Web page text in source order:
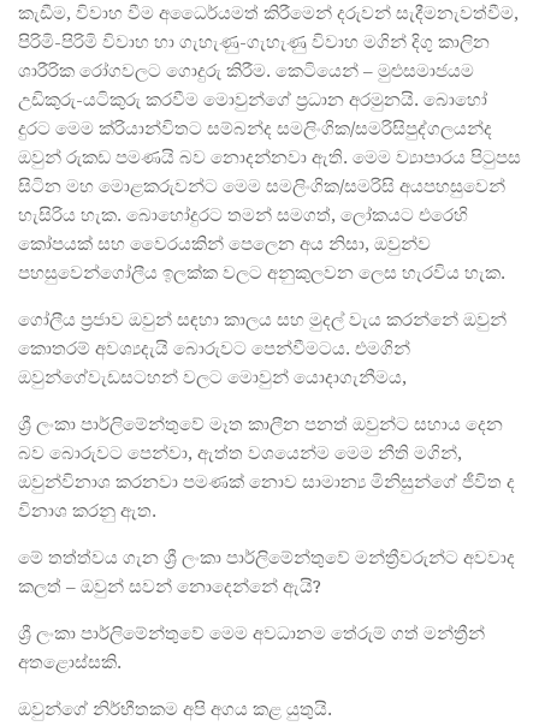
කැඩීම, විවාහ වීම අධෛර්යමත් කිරීමෙන් දරුවන් සැදීමනැවත්වීම,
පිරිමි-පිරිමි විවාහ හා ගැහැණු-ගැහැණු විවාහ මගින් දිගු කාලින
ශාරීරික රෝගවලට ගොදුරු කිරීම. කෙටියෙන් – මුළුසමාජයම
උඩිකුරු-යටිකුරු කරවීම මොවුන්ගේ ප්‍රධාන අරමුනයි. බොහෝ
දුරට මෙම ක්රියාන්විතට සම්බන්ද සමලිංගික/සමරිසිපුද්ගලයන්ද
ඔවුන් රුකඩ පමණයි බව නොදන්නවා ඇති. මෙම ව්‍යාපාරය පිටුපස
සිටින මහ මොළකරුවන්ට මෙම සමලිංගික/සමරිසි අයපහසුවෙන්
හැසිරිය හැක. බොහෝදුරට තමන් සමගත්, ලෝකයට එරෙහි
කෝපයක් සහ වෛරයකින් පෙලෙන අය නිසා, ඔවුන්ව
පහසුවෙන්ගෝලීය ඉලක්ක වලට අනුකුලවන ලෙස හැරවිය හැක.
ගෝලීය ප්‍රජාව ඔවුන් සඳහා කාලය සහ මුදල් වැය කරන්නේ ඔවුන්
කොතරම් අවශ්‍යදැයි බොරුවට පෙන්වීමටය. එමගින්
ඔවුන්ගේවැඩසටහන් වලට මොවුන් යොදාගැනීමය,
ශ්‍රී ලංකා පාර්ලිමේන්තුවේ මෑත කාලීන පනත් ඔවුන්ට සහාය දෙන
බව බොරුවට පෙන්වා, ඇත්ත වශයෙන්ම මෙම නීති මගින්,
ඔවුන්විනාශ කරනවා පමණක් නොව සාමාන්‍ය මිනිසුන්ගේ ජීවිත ද
විනාශ කරනු ඇත.
මේ තත්ත්වය ගැන ශ්‍රී ලංකා පාර්ලිමේන්තුවේ මන්ත්‍රීවරුන්ට අවවාද
කලත් – ඔවුන් සවන් නොදෙන්නේ ඇයි?
ශ්‍රී ලංකා පාර්ලිමේන්තුවේ මෙම අවධානම තේරුම් ගත් මන්ත්‍රීන්
අතළොස්සකි.
ඔවුන්ගේ නිර්භීතකම අපි අගය කළ යුතුයි.